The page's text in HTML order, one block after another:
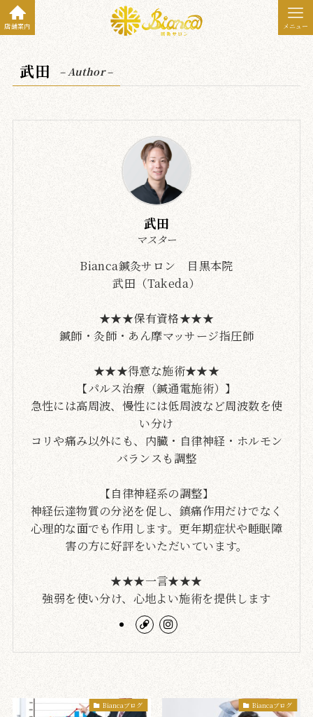
店舗案内 メニュー
武田 – Author –
武田
マスター
Bianca鍼灸サロン 目黒本院
武田（Takeda）
★★★保有資格★★★
鍼師・灸師・あん摩マッサージ指圧師
★★★得意な施術★★★
【パルス治療（鍼通電施術）】
急性には高周波、慢性には低周波など周波数を使
い分け
コリや痛み以外にも、内臓・自律神経・ホルモン
バランスも調整
【自律神経系の調整】
神経伝達物質の分泌を促し、鎮痛作用だけでなく
心理的な面でも作用します。更年期症状や睡眠障
害の方に好評をいただいています。
★★★一言★★★
強弱を使い分け、心地よい施術を提供します
Biancaブログ Biancaブログ